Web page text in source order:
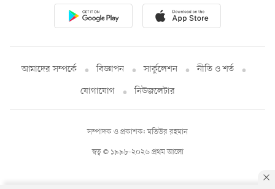
আমাদের সম্পর্কে বিজ্ঞাপন সার্কুলেশন
নীতি ও শর্ত
যোগাযোগ
নিউজলেটার
স্বত্ব © ১৯৯৮-২০২৬ প্রথম আলো
সম্পাদক ও প্রকাশক: মতিউর রহমান